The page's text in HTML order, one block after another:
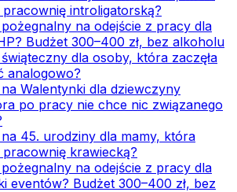
pracownię introligatorską?
na odejście z pracy dla
Budżet 300–400 zł, bez alkoholu
dla osoby, która zaczęła
analogowo?
Walentynki dla dziewczyny
po pracy nie chce nic związanego
45. urodziny dla mamy, która
pracownię krawiecką?
na odejście z pracy dla
eventów? Budżet 300–400 zł, bez